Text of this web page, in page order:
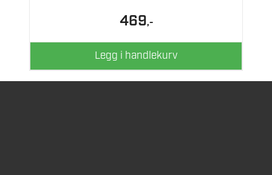
469,-
Legg i handlekurv